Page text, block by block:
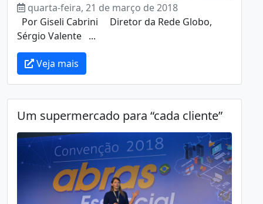
quarta-feira, 21 de março de 2018
Por Giseli Cabrini Diretor da Rede Globo,
Sérgio Valente ...
Veja mais
Um supermercado para “cada cliente”